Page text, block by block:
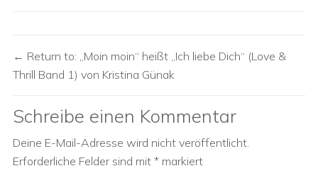
Return to: „Moin moin“ heißt „Ich liebe Dich“ (Love &
Thrill Band 1) von Kristina Günak
Schreibe einen Kommentar
Deine E-Mail-Adresse wird nicht veröffentlicht.
Erforderliche Felder sind mit * markiert